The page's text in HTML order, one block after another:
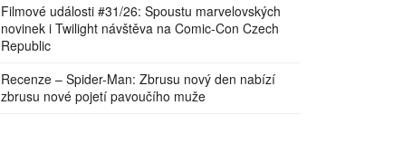
Filmové události #31/26: Spoustu marvelovských
novinek i Twilight návštěva na Comic-Con Czech
Republic
Recenze – Spider-Man: Zbrusu nový den nabízí
zbrusu nové pojetí pavoučího muže